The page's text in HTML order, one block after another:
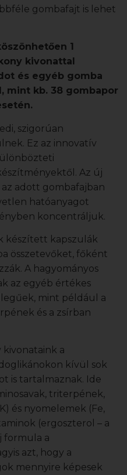
gombafajt is lehet
1
kivonattal
és egyéb gomba
mint kb. 38 gombapor
szigorúan
Ez az innovatív
Az új
adott gombafajban
hatóanyagot
koncentráljuk.
készített kapszulák
összetevőket, főként
A hagyományos
az egyéb értékes
mint például a
és a zsírban
kivonataink a
kívül sok
is tartalmaznak. Ide
triterpének,
és nyomelemek (Fe,
(ergoszterol – a
formula a
azt, hogy a
mennyire képesek